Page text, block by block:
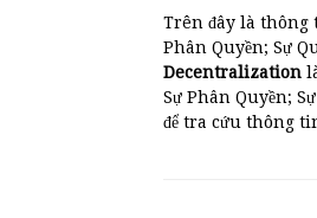
Trên đây là thông
Phân Quyền; Sự
Decentralization
Sự Phân Quyền;
để tra cứu thông